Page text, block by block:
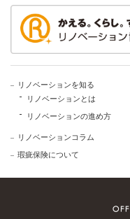
リノベーションを知る
リノベーションとは
リノベーションの進め方
リノベーションコラム
瑕疵保険について